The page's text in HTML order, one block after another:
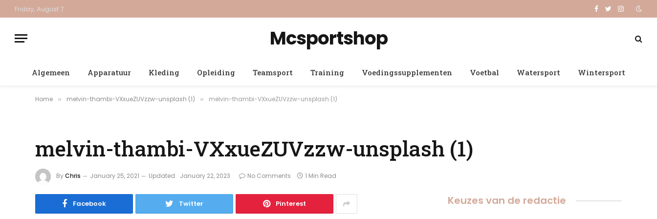
Friday, August 7 Facebook
TwitterInstagram
Mcsportshop
Algemeen Apparatuur Kleding Opleiding Teamsport Training Voedingssupplementen Voetbal Watersport Wintersport
Home » melvin-thambi-VXxueZUVzzw-unsplash (1) » melvin-thambi-VXxueZUVzzw-unsplash (1)
melvin-thambi-VXxueZUVzzw-unsplash (1)
ByChris January 25, 2021 Updated: January 22, 2023 No Comments 1 Min Read
Facebook Twitter Pinterest Keuzes van de redactie